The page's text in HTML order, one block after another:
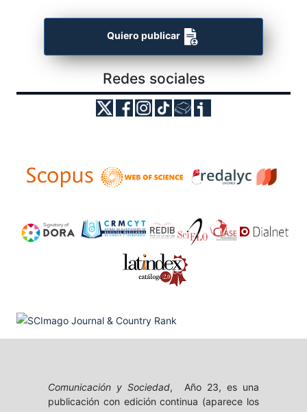
Quiero publicar
Redes sociales
Comunicación y Sociedad, Año 23, es una
publicación con edición continua (aparece los